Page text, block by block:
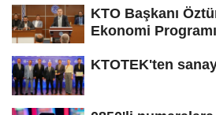
KTO Başkanı
Ekonomi
KTOTEK'ten